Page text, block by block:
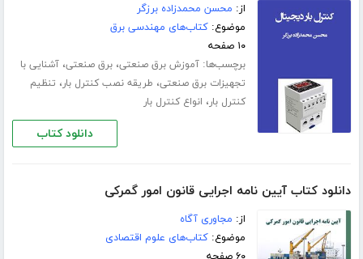
از: محسن محمدزاده برزگر
موضوع:کتاب‌های مهندسی برق
۱۰ صفحه
برچسب‌ها:آموزش برق صنعتی،برق صنعتی،آشنایی با
تجهیزات برق صنعتی، طریقه نصب کنترل بار، تنظیم
کنترل بار، انواع کنترل بار
دانلود کتاب
دانلود کتاب آیین نامه اجرایی قانون امور گمرکی
از: مجاوری آگاه
موضوع:کتاب‌های علوم اقتصادی